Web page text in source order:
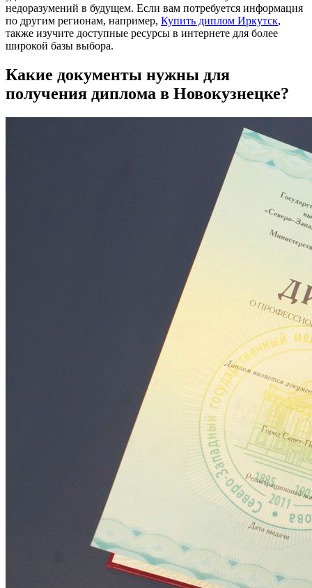
недоразумений в будущем. Если вам потребуется информация
по другим регионам, например, Купить диплом Иркутск,
также изучите доступные ресурсы в интернете для более
широкой базы выбора.
Какие документы нужны для
получения диплома в Новокузнецке?